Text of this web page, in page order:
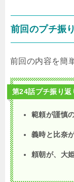
前回のプチ振
前回の内容を簡
第24話プチ振り返
範頼が謹慎
義時と比奈
頼朝が、大